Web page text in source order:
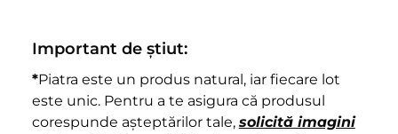
Important de știut:
*Piatra este un produs natural, iar fiecare lot
este unic. Pentru a te asigura că produsul
corespunde așteptărilor tale, solicită imagini